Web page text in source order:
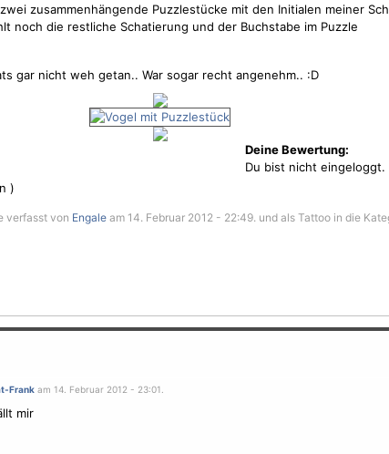
zusammenhängende Puzzlestücke mit den Initialen meiner
noch die restliche Schatierung und der Buchstabe im Puzzle
gar nicht weh getan.. War sogar recht angenehm.. :D
)
Deine Bewertung:
Du bist nicht eingeloggt.
verfasst von Engale am 14. Februar 2012 - 22:49. und als Tattoo in die
Frankam 14. Februar 2012 - 23:01.
mir